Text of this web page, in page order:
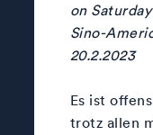
on
Sino-
20.2.2023
Es ist
trotz allen